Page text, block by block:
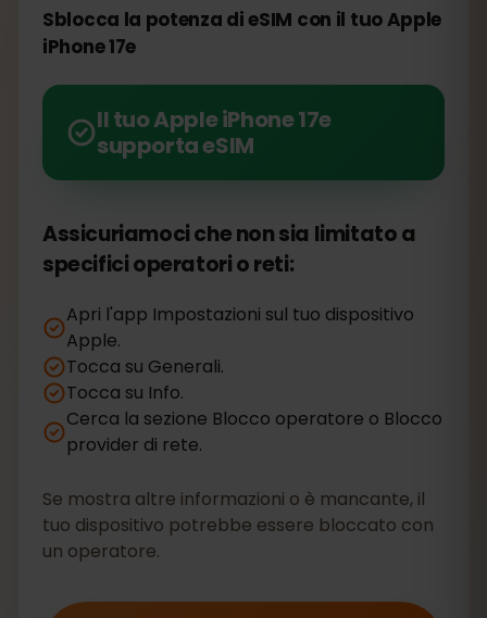
Sblocca la potenza di eSIM con il tuo Apple
iPhone 17e
Il tuo Apple iPhone 17e
supporta eSIM
Assicuriamoci che non sia limitato a
specifici operatori o reti:
Apri l'app Impostazioni sul tuo dispositivo
Apple.
Tocca su Generali.
Tocca su Info.
Cerca la sezione Blocco operatore o Blocco
provider di rete.
Se mostra altre informazioni o è mancante, il
tuo dispositivo potrebbe essere bloccato con
un operatore.